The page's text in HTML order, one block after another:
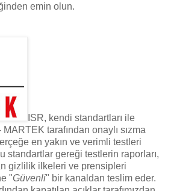
emin olun.
ISR, kendi standartları ile
tarafından onaylı sızma
en yakın ve verimli testleri
standartlar gereği testlerin raporları,
gizlilik ilkeleri ve prensipleri
"Güvenli" bir kanaldan teslim eder.